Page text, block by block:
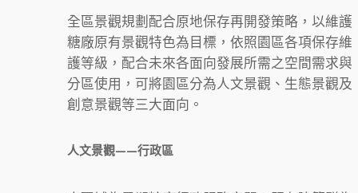
全區景觀規劃配合原地保存再開發策略，以維護
糖廠原有景觀特色為目標，依照園區各項保存維
護等級，配合未來各面向發展所需之空間需求與
分區使用，可將園區分為人文景觀、生態景觀及
創意景觀等三大面向。
人文景觀——行政區